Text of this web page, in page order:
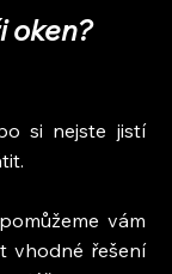
oken?
si nejste jistí
vám
vhodné řešení